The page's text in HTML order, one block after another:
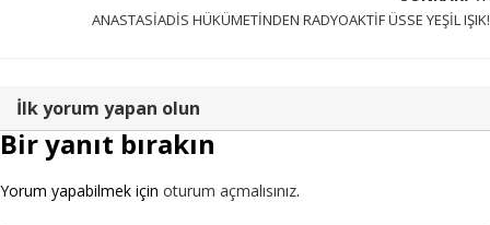
ANASTASİADİS HÜKÜMETİNDEN RADYOAKTİF ÜSSE YEŞİL IŞIK!
İlk yorum yapan olun
Bir yanıt bırakın
Yorum yapabilmek için oturum açmalısınız.